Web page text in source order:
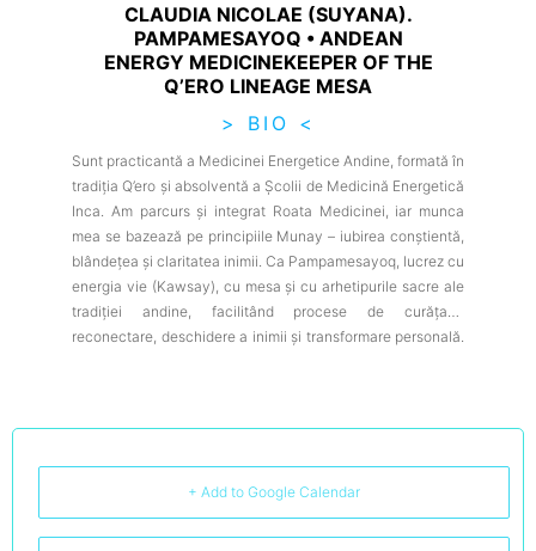
CLAUDIA NICOLAE (SUYANA).
PAMPAMESAYOQ • ANDEAN
ENERGY MEDICINEKEEPER OF THE
Q’ERO LINEAGE MESA
> BIO <
Sunt practicantă a Medicinei Energetice Andine, formată în
tradiția Q’ero și absolventă a Școlii de Medicină Energetică
Inca. Am parcurs și integrat Roata Medicinei, iar munca
mea se bazează pe principiile Munay – iubirea conștientă,
blândețea și claritatea inimii. Ca Pampamesayoq, lucrez cu
energia vie (Kawsay), cu mesa și cu arhetipurile sacre ale
tradiției andine, facilitând procese de curățare,
reconectare, deschidere a inimii și transformare personală.
sau călătorii șamanice – îmbin ritualul, povestea și munca
Îmi doresc ca fiecare om care ajunge în aceste spații să se
+ Add to Google Calendar